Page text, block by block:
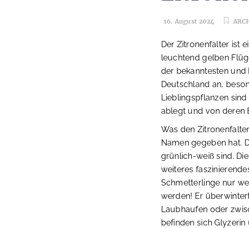
16. August 2024
Der Zitronenfalter ist
leuchtend gelben
der bekanntesten
Deutschland an,
Lieblingspflanzen
ablegt und von deren
Was den
Namen gegeben hat.
grünlich-weiß sind.
weiteres
Schmetterlinge nur
werden! Er
Laubhaufen oder
befinden sich